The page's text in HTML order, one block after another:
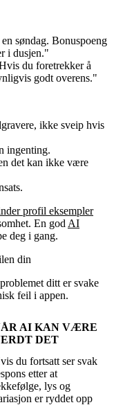
søndag. Bonuspoeng
i dusjen."
du foretrekker å
godt overens."
ikke sveip hvis
ingenting.
det kan ikke være
profil eksempler
En god AI
deg i gang.
din
ditt er svake
feil i appen.
AI KAN VÆRE
DET
du fortsatt ser svak
etter at
lys og
er ryddet opp